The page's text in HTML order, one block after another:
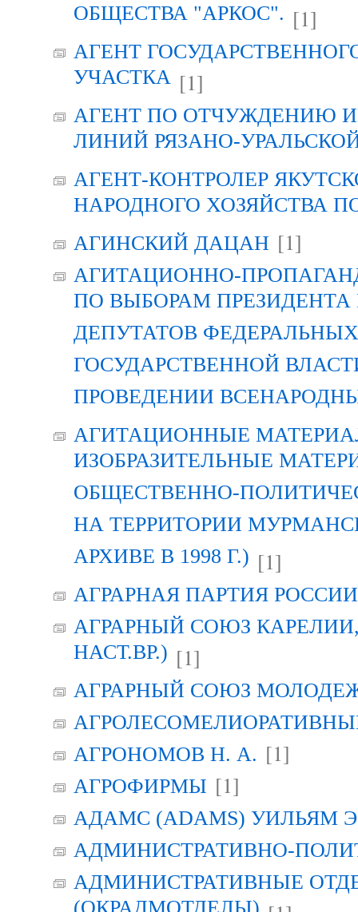
ОБЩЕСТВА "АРКОС". [1]
АГЕНТ
УЧАСТКА [1]
АГЕНТ ПО ОТЧУЖДЕНИЮ
ЛИНИЙ РЯЗАНО-
АГЕНТ-КОНТРОЛЕР
НАРОДНОГО ХОЗЯЙСТВА
АГИНСКИЙ ДАЦАН [1]
АГИТАЦИОННО-
ПО ВЫБОРАМ
ДЕПУТАТОВ
ГОСУДАРСТВЕННОЙ
ПРОВЕДЕНИИ
АГИТАЦИОННЫЕ
ИЗОБРАЗИТЕЛЬНЫЕ
ОБЩЕСТВЕННО-
НА ТЕРРИТОРИИ
АРХИВЕ В 1998 Г.) [1]
АГРАРНАЯ ПАРТИЯ РОССИИ
АГРАРНЫЙ СОЮЗ КАРЕЛИИ,
НАСТ.ВР.) [1]
АГРАРНЫЙ СОЮЗ
АГРОНОМОВ Н. А. [1]
АГРОФИРМЫ [1]
АДАМС (ADAMS) УИЛЬЯМ
АДМИНИСТРАТИВНО-
АДМИНИСТРАТИВНЫЕ